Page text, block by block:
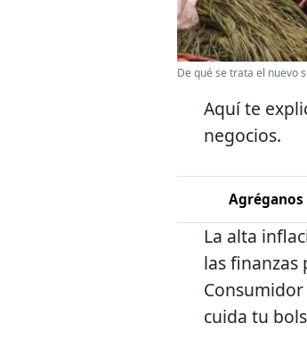
De qué se trata el nuevo
Aquí te
negocios.
La alta
las finanzas
cuida tu